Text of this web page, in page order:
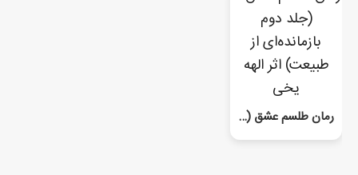
رمان طلسم عشق (جلد دوم بازمانده‌ای از طبیعت)